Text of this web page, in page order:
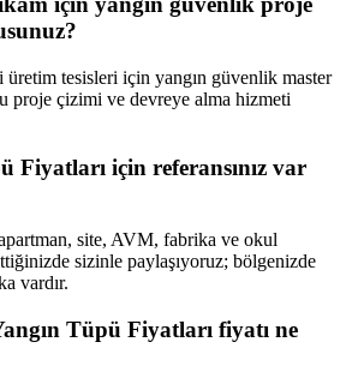
üretim tesisleri için yangın güvenlik master
proje çizimi ve devreye alma hizmeti
Fiyatları için referansınız var
apartman, site, AVM, fabrika ve okul
sizinle paylaşıyoruz; bölgenizde
vardır.
Tüpü Fiyatları fiyatı ne